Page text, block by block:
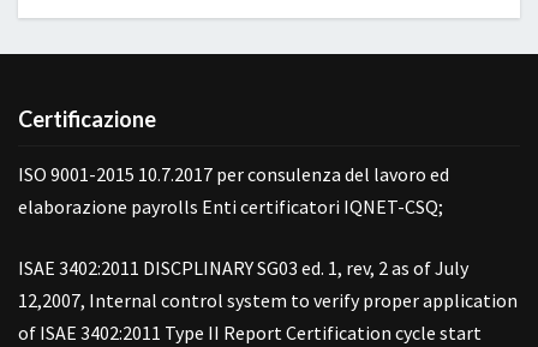
Certificazione
ISO 9001-2015 10.7.2017 per consulenza del lavoro ed
elaborazione payrolls Enti certificatori IQNET-CSQ;
ISAE 3402:2011 DISCPLINARY SG03 ed. 1, rev, 2 as of July
12,2007, Internal control system to verify proper application
of ISAE 3402:2011 Type II Report Certification cycle start